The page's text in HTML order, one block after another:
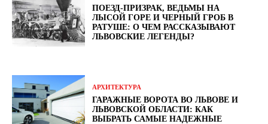
ПОЕЗД-ПРИЗРАК, ВЕДЬМЫ НА
ЛЫСОЙ ГОРЕ И ЧЕРНЫЙ ГРОБ В
РАТУШЕ: О ЧЕМ РАССКАЗЫВАЮТ
ЛЬВОВСКИЕ ЛЕГЕНДЫ?
АРХИТЕКТУРА
ГАРАЖНЫЕ ВОРОТА ВО ЛЬВОВЕ И
ЛЬВОВСКОЙ ОБЛАСТИ: КАК
ВЫБРАТЬ САМЫЕ НАДЕЖНЫЕ